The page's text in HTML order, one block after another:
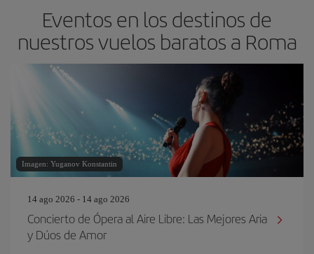
Eventos en los destinos de
nuestros vuelos baratos a Roma
Imagen: Yuganov Konstantin
14 ago 2026 - 14 ago 2026
Concierto de Ópera al Aire Libre: Las Mejores Aria
y Dúos de Amor